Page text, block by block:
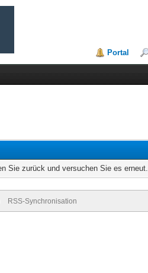
Portal
Sie zurück und versuchen Sie es erneut.
RSS-Synchronisation